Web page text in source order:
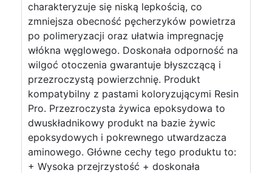
charakteryzuje się niską lepkością, co
zmniejsza obecność pęcherzyków powietrza
po polimeryzacji oraz ułatwia impregnację
włókna węglowego. Doskonała odporność na
wilgoć otoczenia gwarantuje błyszczącą i
przezroczystą powierzchnię. Produkt
kompatybilny z pastami koloryzującymi Resin
Pro. Przezroczysta żywica epoksydowa to
dwuskładnikowy produkt na bazie żywic
epoksydowych i pokrewnego utwardzacza
aminowego. Główne cechy tego produktu to:
+ Wysoka przejrzystość + doskonała